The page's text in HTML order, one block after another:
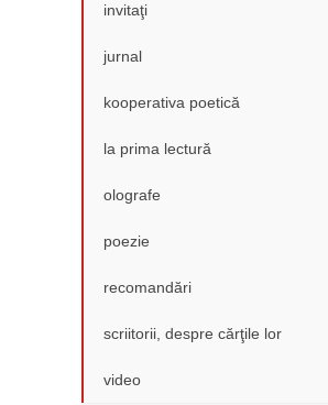
invitaţi
jurnal
kooperativa poetică
la prima lectură
olografe
poezie
recomandări
scriitorii, despre cărţile lor
video